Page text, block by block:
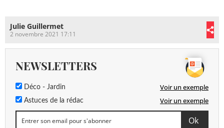
Julie Guillermet
2 novembre 2021 17:11
NEWSLETTERS
Déco - Jardin Voir un exemple
Astuces de la rédac Voir un exemple